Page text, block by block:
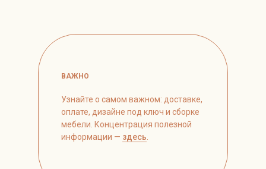
ВАЖНО
Узнайте о самом важном: доставке,
оплате, дизайне под ключ и сборке
мебели. Концентрация полезной
информации — здесь